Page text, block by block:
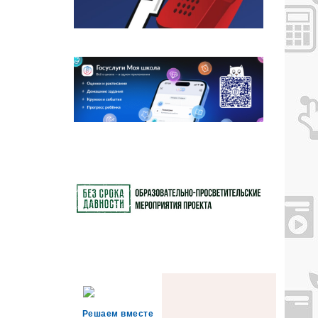
Решаем вместе